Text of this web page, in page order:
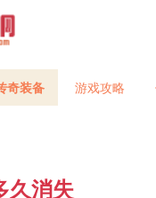
奇装备 游戏攻略
久消失